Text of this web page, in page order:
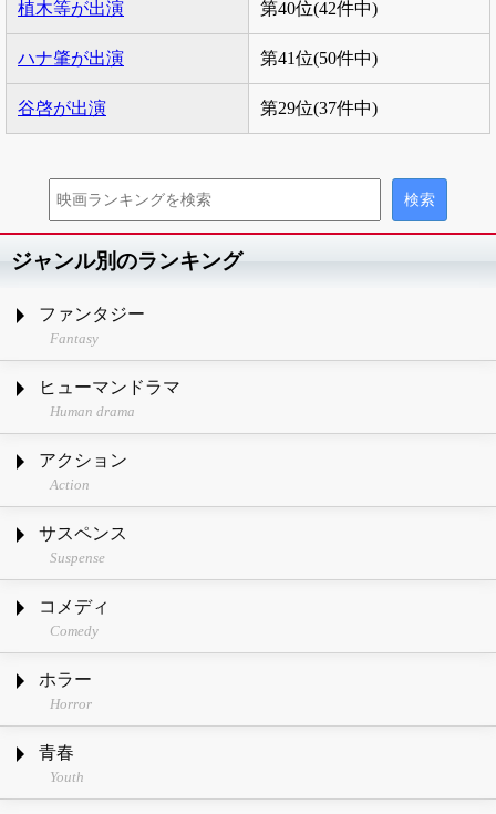
植木等が出演 第40位(42件中)
ハナ肇が出演 第41位(50件中)
谷啓が出演 第29位(37件中)
ジャンル別のランキング
ファンタジー
Fantasy
ヒューマンドラマ
Human drama
アクション
Action
サスペンス
Suspense
コメディ
Comedy
ホラー
Horror
青春
Youth